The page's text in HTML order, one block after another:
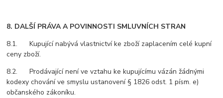
8. DALŠÍ PRÁVA A POVINNOSTI SMLUVNÍCH STRAN
8.1. Kupující nabývá vlastnictví ke zboží zaplacením celé kupní
ceny zboží.
8.2. Prodávající není ve vztahu ke kupujícímu vázán žádnými
kodexy chování ve smyslu ustanovení § 1826 odst. 1 písm. e)
občanského zákoníku.